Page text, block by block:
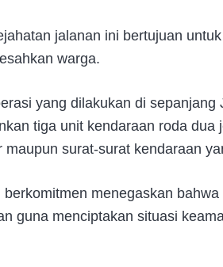
jalanan ini bertujuan
warga.
yang dilakukan di
tiga unit kendaraan roda
maupun surat-surat kendaraan
berkomitmen menegaskan
guna menciptakan situasi